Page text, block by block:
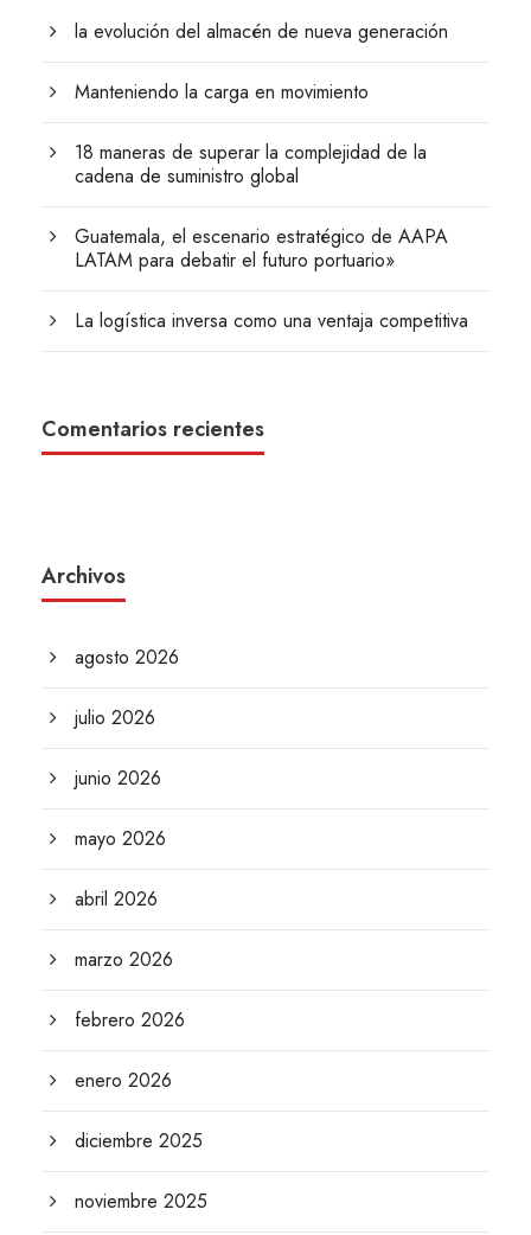
la evolución del almacén de nueva generación
Manteniendo la carga en movimiento
18 maneras de superar la complejidad de la
cadena de suministro global
Guatemala, el escenario estratégico de AAPA
LATAM para debatir el futuro portuario»
La logística inversa como una ventaja competitiva
Comentarios recientes
Archivos
agosto 2026
julio 2026
junio 2026
mayo 2026
abril 2026
marzo 2026
febrero 2026
enero 2026
diciembre 2025
noviembre 2025